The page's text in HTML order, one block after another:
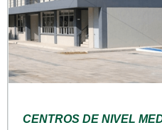
CENTROS DE NIVEL